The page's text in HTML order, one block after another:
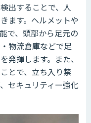
出することで、人
ます。ヘルメットや
で、頭部から足元の
物流倉庫などで足
発揮します。また、
とで、立ち入り禁
セキュリティー強化